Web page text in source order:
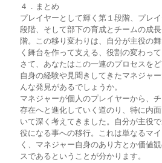
４．まとめ
プレイヤーとして輝く第１段階、プレ
段階、そして部下の育成とチームの成
階。この移り変わりは、自分が主役の
く舞台を作って支える、役割の変わって
さて、あなたはこの一連のプロセスを
自身の経験や見聞きしてきたマネジャ
んな発見があるでしょうか。
マネジャーが個人のプレイヤーから、
存在へと進化していく道のり、特に内
いて深く考えてきました。自分が主役
役になる事への移行。これは単なるマ
く、マネジャー自身のあり方とか価値
スであるということが分かります。